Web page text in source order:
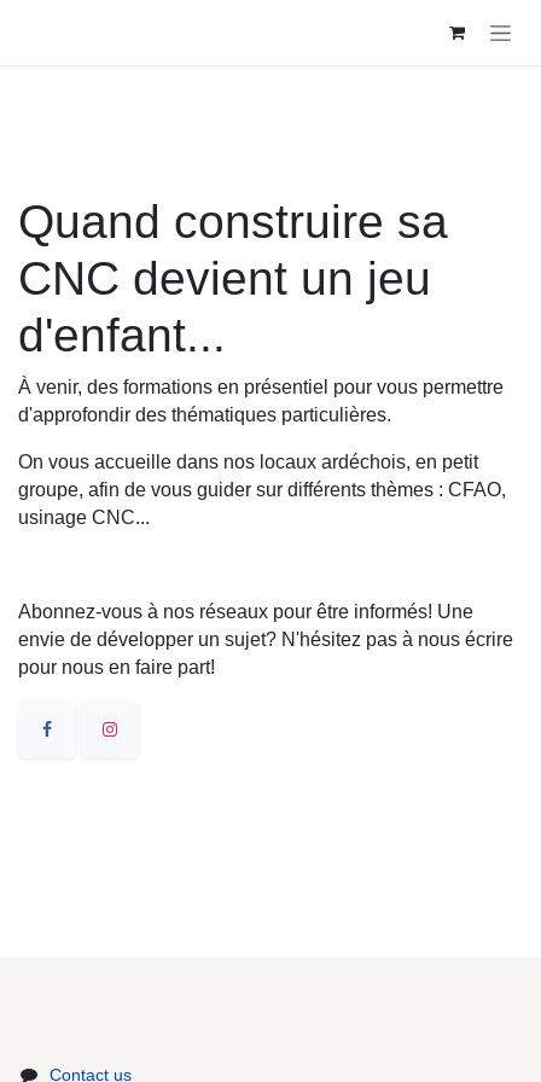
Quand construire sa
CNC devient un jeu
d'enfant...
À venir, des formations en présentiel pour vous permettre
d'approfondir des thématiques particulières.
On vous accueille dans nos locaux ardéchois, en petit
groupe, afin de vous guider sur différents thèmes : CFAO,
usinage CNC...
Abonnez-vous à nos réseaux pour être informés! Une
envie de développer un sujet? N'hésitez pas à nous écrire
pour nous en faire part!
Contact us